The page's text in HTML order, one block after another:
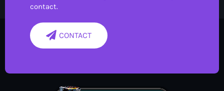
contact.
CONTACT